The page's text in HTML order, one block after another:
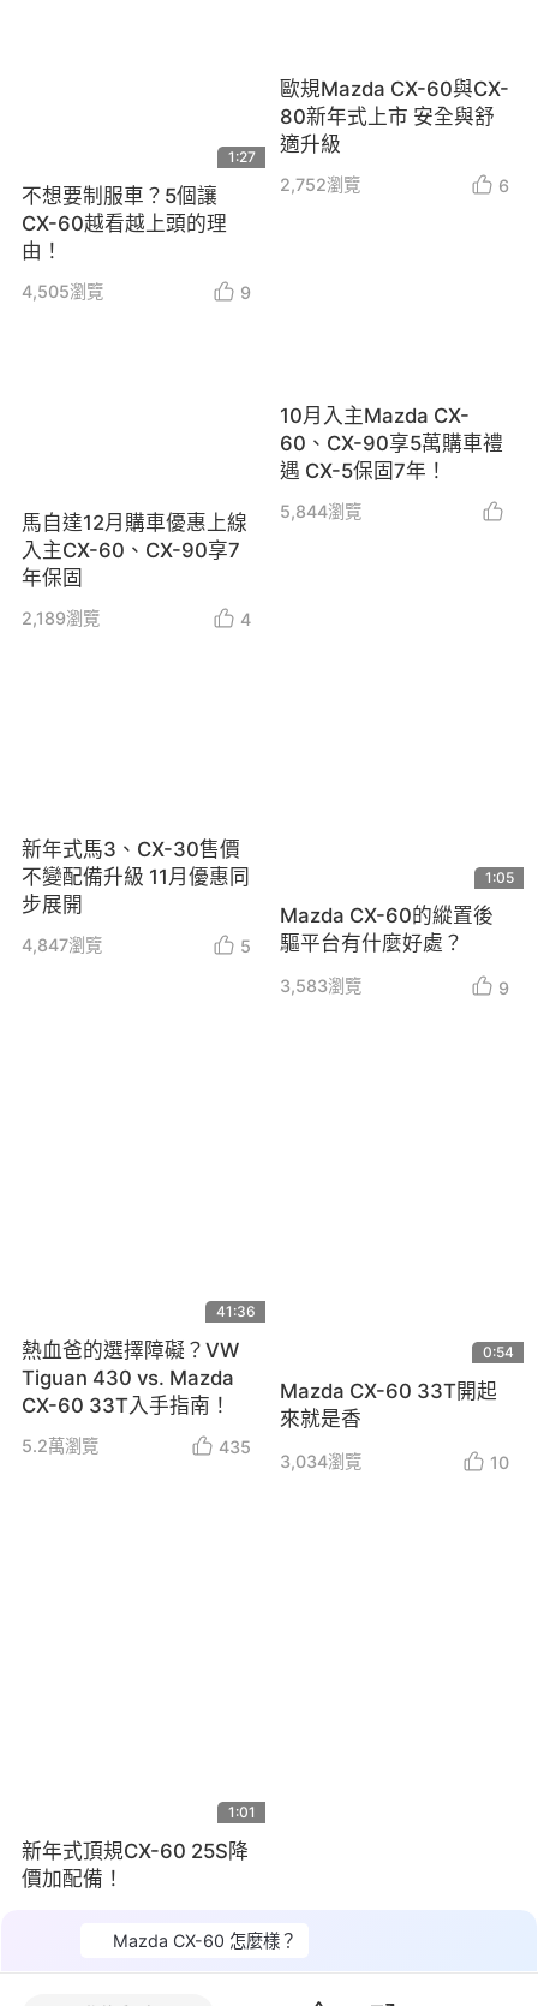
Mazda CX-60 怎麼樣？
1:27
不想要制服車？5個讓
CX-60越看越上頭的理
由！
4,505瀏覽 9
馬自達12月購車優惠上線
入主CX-60、CX-90享7
年保固
2,189瀏覽 4
新年式馬3、CX-30售價
不變配備升級 11月優惠同
步展開
4,847瀏覽 5
41:36
熱血爸的選擇障礙？VW
Tiguan 430 vs. Mazda
CX-60 33T入手指南！
5.2萬瀏覽 435
1:01
新年式頂規CX-60 25S降
價加配備！
歐規Mazda CX-60與CX-
80新年式上市 安全與舒
適升級
2,752瀏覽 6
10月入主Mazda CX-
60、CX-90享5萬購車禮
遇 CX-5保固7年！
5,844瀏覽
1:05
Mazda CX-60的縱置後
驅平台有什麼好處？
3,583瀏覽 9
0:54
Mazda CX-60 33T開起
來就是香
3,034瀏覽 10